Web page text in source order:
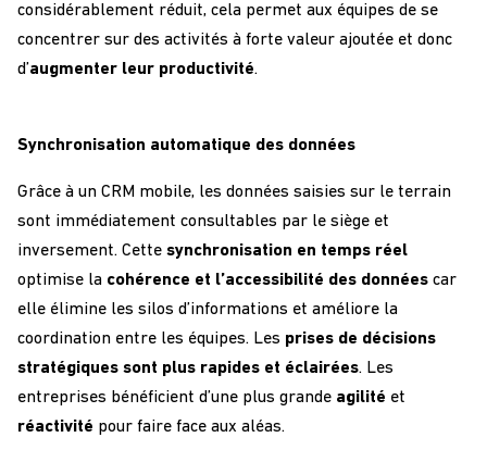
considérablement réduit, cela permet aux équipes de se
concentrer sur des activités à forte valeur ajoutée et donc
d’augmenter leur productivité.
Synchronisation automatique des données
Grâce à un CRM mobile, les données saisies sur le terrain
sont immédiatement consultables par le siège et
inversement. Cette synchronisation en temps réel
optimise la cohérence et l’accessibilité des données car
elle élimine les silos d’informations et améliore la
coordination entre les équipes. Les prises de décisions
stratégiques sont plus rapides et éclairées. Les
entreprises bénéficient d’une plus grande agilité et
réactivité pour faire face aux aléas.